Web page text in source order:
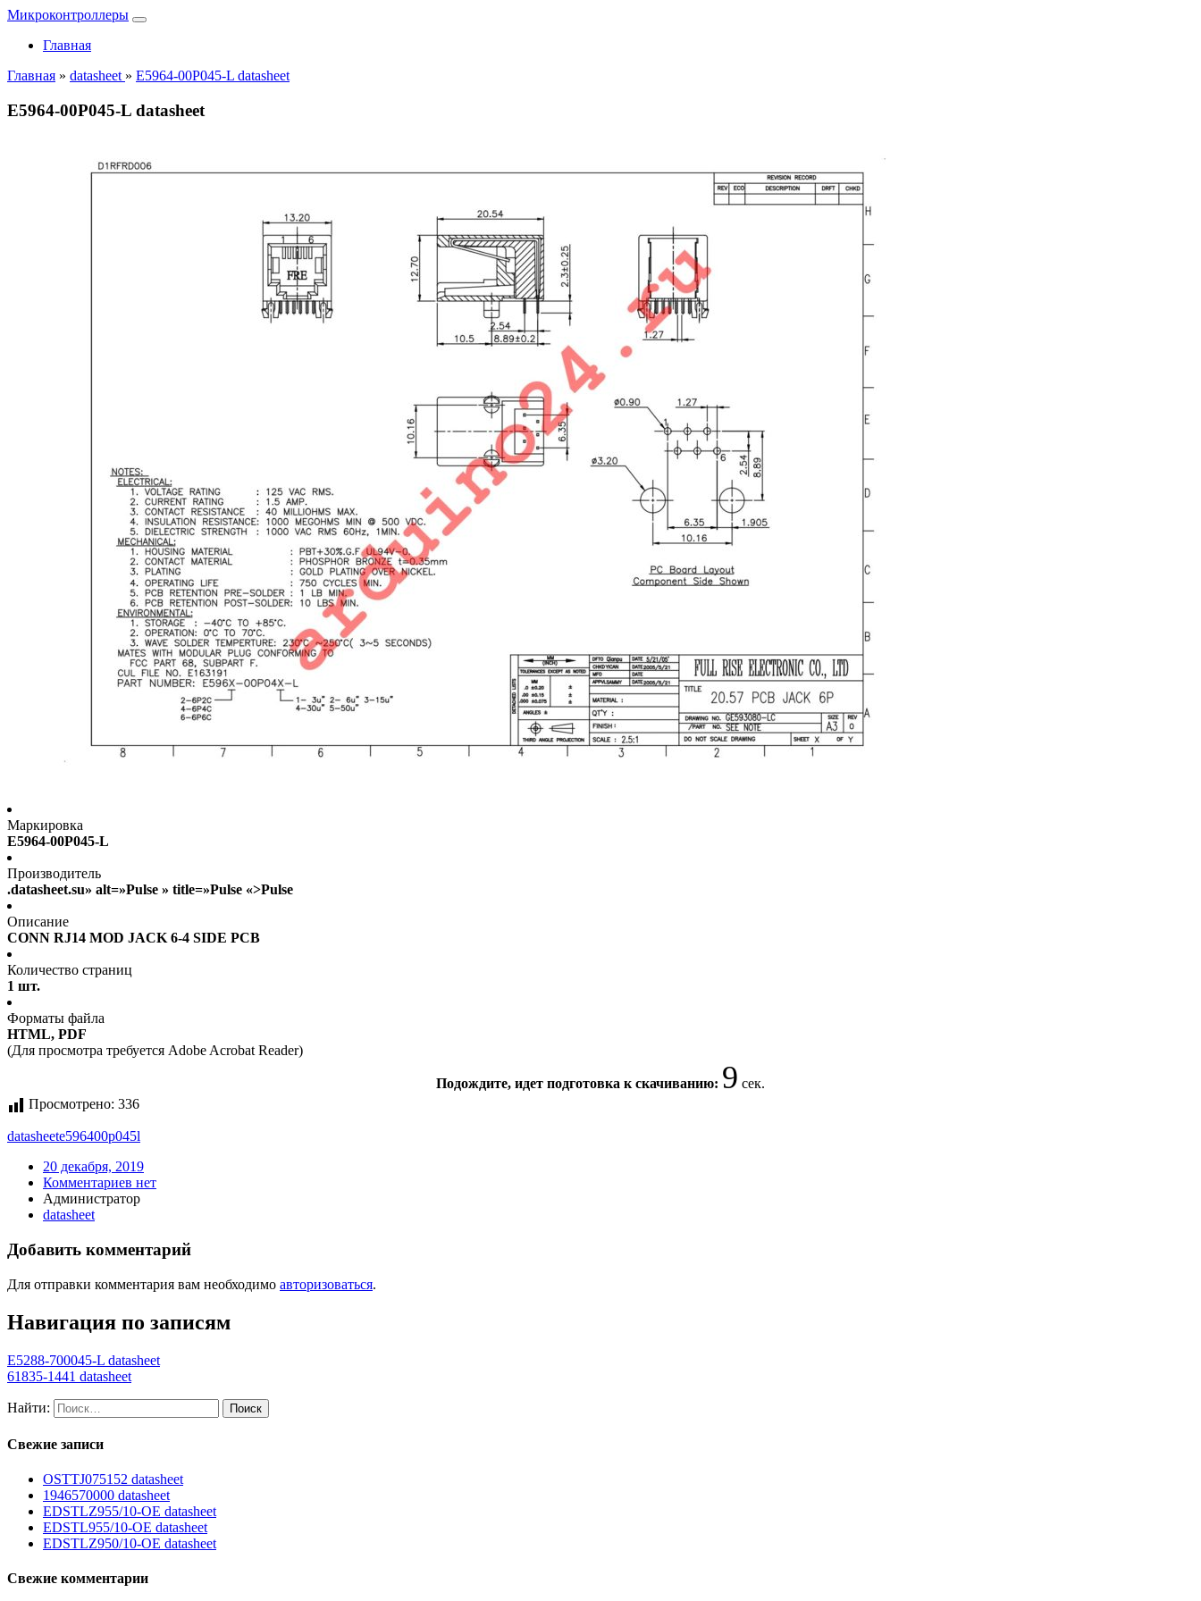
Микроконтроллеры
Главная
Главная » datasheet » E5964-00P045-L datasheet
E5964-00P045-L datasheet
Маркировка
E5964-00P045-L
Производитель
.datasheet.su» alt=»Pulse » title=»Pulse «>Pulse
Описание
CONN RJ14 MOD JACK 6-4 SIDE PCB
Количество страниц
1 шт.
Форматы файла
HTML, PDF
(Для просмотра требуется Adobe Acrobat Reader)
Подождите, идет подготовка к скачиванию: 9 сек.
Просмотрено: 336
datasheete596400p045l
20 декабря, 2019
Комментариев нет
Администратор
datasheet
Добавить комментарий
Для отправки комментария вам необходимо авторизоваться.
Навигация по записям
E5288-700045-L datasheet
61835-1441 datasheet
Найти:
Свежие записи
OSTTJ075152 datasheet
1946570000 datasheet
EDSTLZ955/10-OE datasheet
EDSTL955/10-OE datasheet
EDSTLZ950/10-OE datasheet
Свежие комментарии